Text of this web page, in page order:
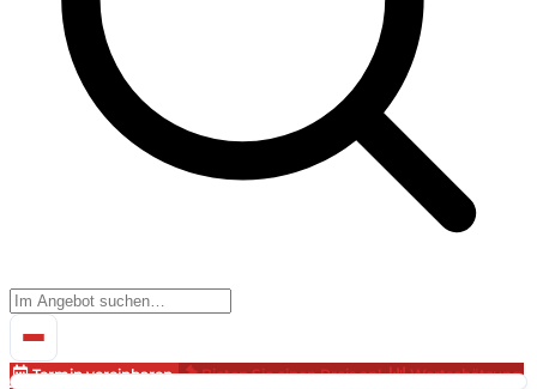
Termin vereinbaren Bieten Sie einen Preis an!
Wertschätzung